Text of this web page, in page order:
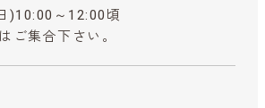
)10:00～12:00頃
ご集合下さい。